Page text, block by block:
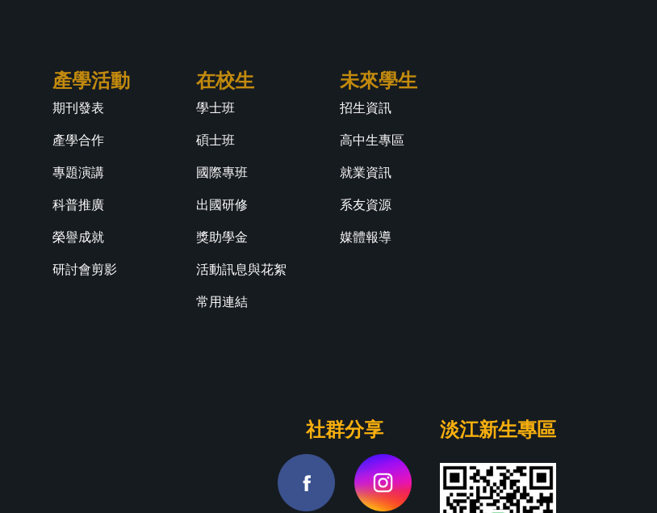
產學活動
期刊發表
產學合作
專題演講
科普推廣
榮譽成就
研討會剪影
在校生
學士班
碩士班
國際專班
出國研修
獎助學金
活動訊息與花絮
常用連結
未來學生
招生資訊
高中生專區
就業資訊
系友資源
媒體報導
社群分享 淡江新生專區